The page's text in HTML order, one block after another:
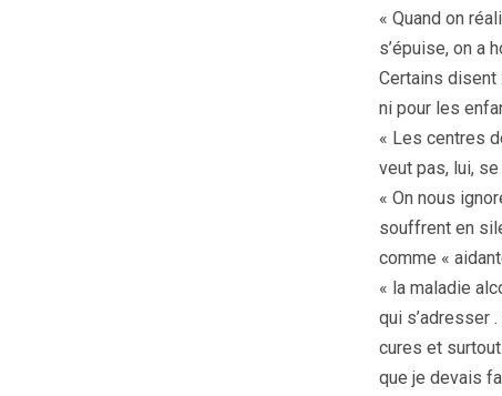
« Quand on
s’épuise, on a
Certains disent
ni pour les
« Les centres
veut pas, lui,
« On nous
souffrent en
comme «
« la maladie
qui s’adresser
cures et surtout
que je devais